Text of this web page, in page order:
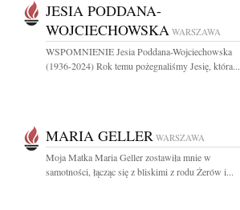
JESIA PODDANA-
WOJCIECHOWSKA WARSZAWA
WSPOMNIENIE Jesia Poddana-Wojciechowska
(1936-2024) Rok temu pożegnaliśmy Jesię, która...
MARIA GELLER WARSZAWA
Moja Matka Maria Geller zostawiła mnie w
samotności, łącząc się z bliskimi z rodu Żerów i...